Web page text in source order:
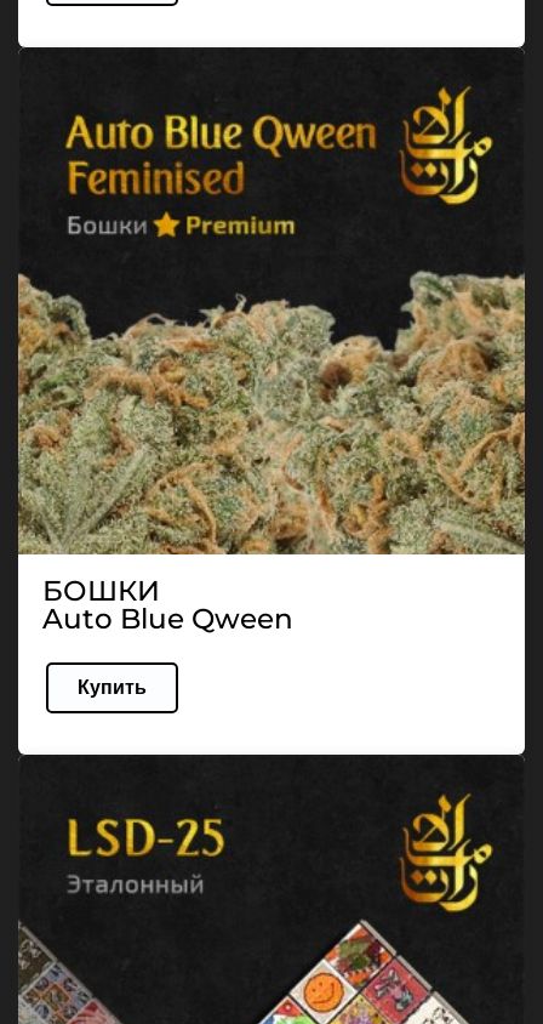
БОШКИ
Auto Blue Qween
Купить